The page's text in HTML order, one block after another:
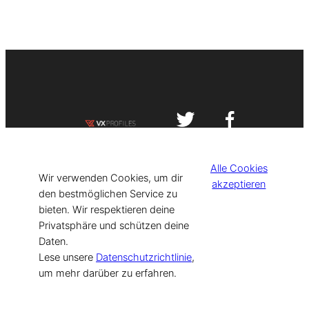
[current_year] VISIT-X. Made with
for Models & Influencers!
Wir verwenden Cookies, um dir
den bestmöglichen Service zu
bieten. Wir respektieren deine
Privatsphäre und schützen deine
Daten.
Lese unsere Datenschutzrichtlinie,
um mehr darüber zu erfahren.
Alle Cookies
akzeptieren